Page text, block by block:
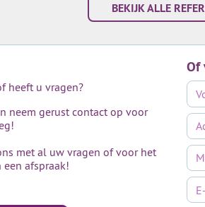
BEKIJK ALLE
heeft u vragen?
neem gerust contact op voor
met al uw vragen of voor het
afspraak!
Of